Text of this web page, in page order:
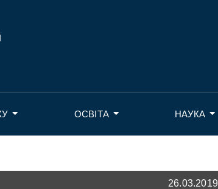
ОСВІТА НАУКА
26.03.2019